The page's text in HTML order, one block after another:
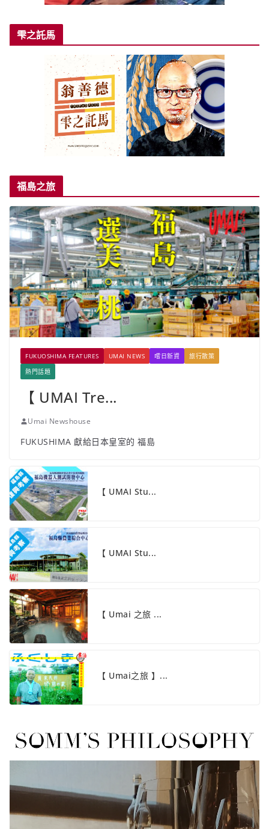
雫之託馬
福島之旅
FUKUOSHIMA FEATURES UMAI NEWS 嚐日新資
旅行散策
熱門話題
【 UMAI Tre...
Umai Newshouse
FUKUSHIMA 獻給日本皇室的 福島
【 UMAI Stu...
【 UMAI Stu...
【 Umai 之旅 ...
【 Umai之旅 】...